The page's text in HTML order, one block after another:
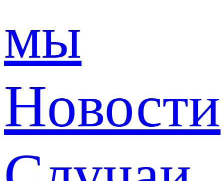
мы
Новости